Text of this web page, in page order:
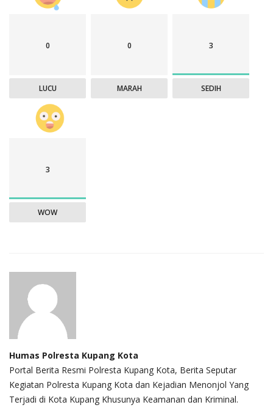
0
LUCU
0
MARAH
3
SEDIH
3
WOW
Humas Polresta Kupang Kota
Portal Berita Resmi Polresta Kupang Kota, Berita Seputar
Kegiatan Polresta Kupang Kota dan Kejadian Menonjol Yang
Terjadi di Kota Kupang Khusunya Keamanan dan Kriminal.